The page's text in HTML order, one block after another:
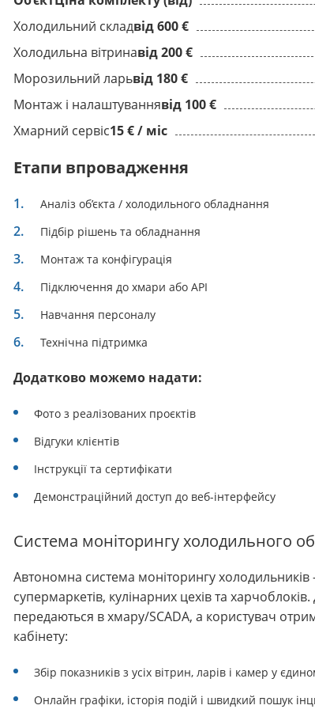
Холодильний складвід 600 €
Холодильна вітринавід 200 €
Морозильний ларьвід 180 €
Монтаж і налаштуваннявід 100 €
Хмарний сервіс15 € / міс
Етапи впровадження
Аналіз об’єкта / холодильного обладнання
Підбір рішень та обладнання
Монтаж та конфігурація
Підключення до хмари або API
Навчання персоналу
Технічна підтримка
Додатково можемо надати:
Фото з реалізованих проєктів
Відгуки клієнтів
Інструкції та сертифікати
Демонстраційний доступ до веб-інтерфейсу
Система моніторингу холодильного
Автономна система моніторингу холодильників
супермаркетів, кулінарних цехів та
передаються в хмару/SCADA, а користувач
кабінету:
Збір показників з усіх вітрин, ларів і камер у
Онлайн графіки, історія подій і швидкий пошук